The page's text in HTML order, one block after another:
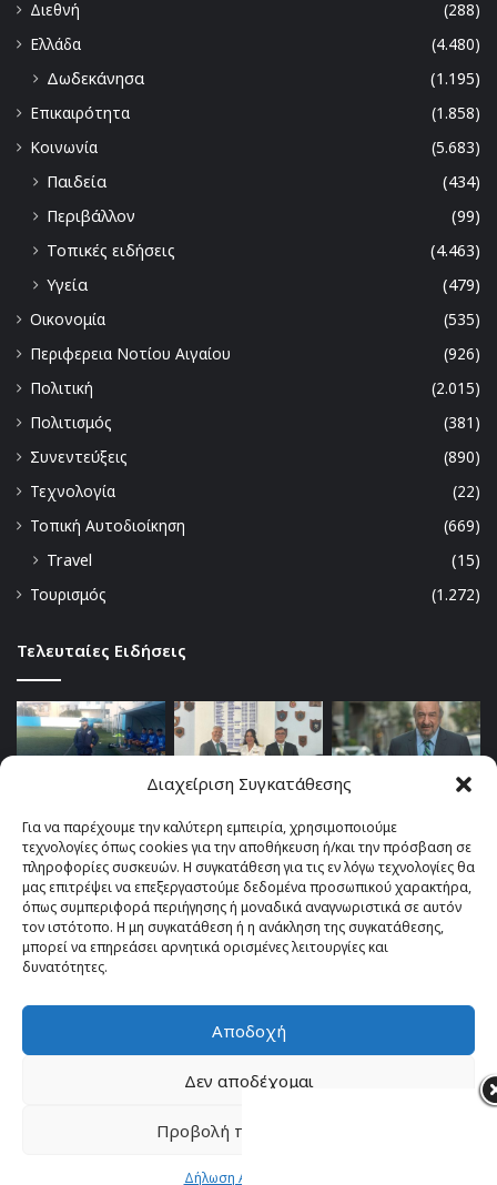
Διαχείριση Συγκατάθεσης
Για να παρέχουμε την καλύτερη εμπειρία, χρησιμοποιούμε
τεχνολογίες όπως cookies για την αποθήκευση ή/και την πρόσβαση σε
πληροφορίες συσκευών. Η συγκατάθεση για τις εν λόγω τεχνολογίες θα
μας επιτρέψει να επεξεργαστούμε δεδομένα προσωπικού χαρακτήρα,
όπως συμπεριφορά περιήγησης ή μοναδικά αναγνωριστικά σε αυτόν
τον ιστότοπο. Η μη συγκατάθεση ή η ανάκληση της συγκατάθεσης,
μπορεί να επηρεάσει αρνητικά ορισμένες λειτουργίες και
δυνατότητες.
Αποδοχή
Δεν αποδέχομαι
Προβολή προτιμήσεων
Δήλωση Απορρήτου
Διεθνή
(288)
Ελλάδα
(4.480)
Δωδεκάνησα
(1.195)
Επικαιρότητα
(1.858)
Κοινωνία
(5.683)
Παιδεία
(434)
Περιβάλλον
(99)
Τοπικές ειδήσεις
(4.463)
Υγεία
(479)
Οικονομία
(535)
Περιφερεια Νοτίου Αιγαίου
(926)
Πολιτική
(2.015)
Πολιτισμός
(381)
Συνεντεύξεις
(890)
Τεχνολογία
(22)
Τοπική Αυτοδιοίκηση
(669)
Travel
(15)
Τουρισμός
(1.272)
Τελευταίες Ειδήσεις
© Copyright 2026, All Rights Reserved |TOP fm 102.4